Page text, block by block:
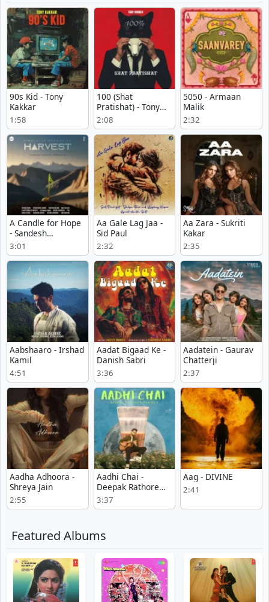
90s Kid - Tony
Kakkar
1:58
100 (Shat
Pratishat) - Tony
Kakkar
2:08
5050 - Armaan
Malik
2:32
A Candle for Hope
- Sandesh
Shandilya
3:01
Aa Gale Lag Jaa -
Sid Paul
2:32
Aa Zara - Sukriti
Kakar
2:35
Aabshaaro - Irshad
Kamil
4:51
Aadat Bigaad Ke -
Danish Sabri
3:36
Aadatein - Gaurav
Chatterji
2:37
Aadha Adhoora -
Shreya Jain
2:55
Aadhi Chai -
Deepak Rathore
Project
3:37
Aag - DIVINE
2:41
Featured Albums